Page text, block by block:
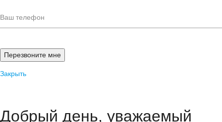
Закрыть
Добрый день, уважаемый